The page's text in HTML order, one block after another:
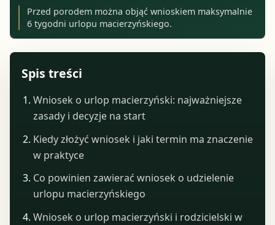
Przed porodem można objąć wnioskiem maksymalnie
6 tygodni urlopu macierzyńskiego.
Spis treści
Wniosek o urlop macierzyński: najważniejsze
zasady i decyzje na start
Kiedy złożyć wniosek i jaki termin ma znaczenie
w praktyce
Co powinien zawierać wniosek o udzielenie
urlopu macierzyńskiego
Wniosek o urlop macierzyński i rodzicielski w